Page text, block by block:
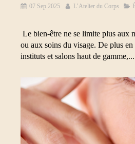
07 Sep 2025 L’Atelier du Corps
Le bien-être ne se limite plus aux
ou aux soins du visage. De plus
instituts et salons haut de gamme,...